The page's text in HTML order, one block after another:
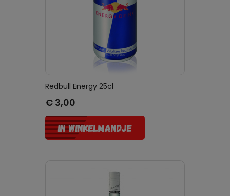
Redbull Energy 25cl
Prijs
€ 3,00
IN WINKELMANDJE